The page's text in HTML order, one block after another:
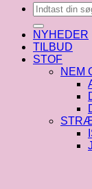
Søg
efter:
NYHEDER
TILBUD
STOF
NEM